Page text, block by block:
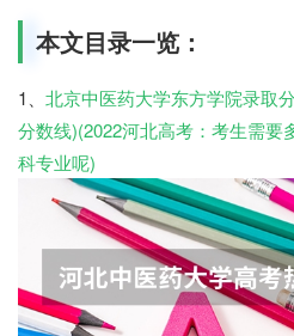
本文目录一览：
1、 北京中医药大学东方学院录取
分数线)(2022河北高考：考生需要
科专业呢)